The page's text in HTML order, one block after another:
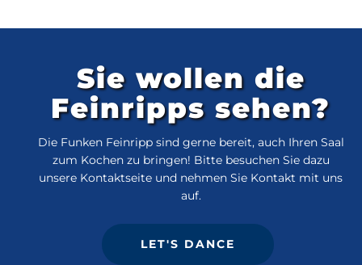
Sie wollen die
Feinripps sehen?
Die Funken Feinripp sind gerne bereit, auch Ihren Saal
zum Kochen zu bringen! Bitte besuchen Sie dazu
unsere Kontaktseite und nehmen Sie Kontakt mit uns
auf.
LET'S DANCE